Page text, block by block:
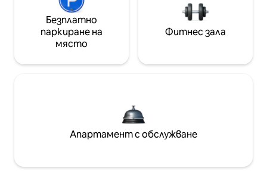
Безплатно
паркиране на
място
Фитнес зала
Апартамент с обслужване